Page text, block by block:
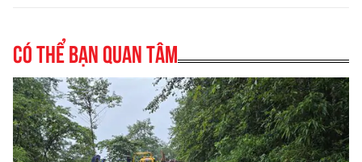
Có thể bạn quan tâm